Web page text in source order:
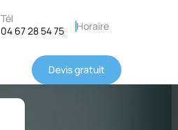
Tél
04 67 28 54 75
Horaire
Devis gratuit